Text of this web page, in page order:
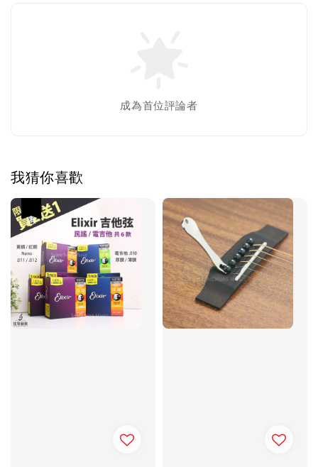
成為首位評論者
我猜你喜歡